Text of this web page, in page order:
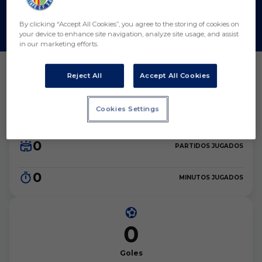
Estadísticas
0
PARTIDOS JUGADOS
0 MINUTOS JUGADOS
0
Goles
By clicking “Accept All Cookies”, you agree to the storing of cookies on
your device to enhance site navigation, analyze site usage, and assist
in our marketing efforts.
Reject All Accept All Cookies
Cookies Settings